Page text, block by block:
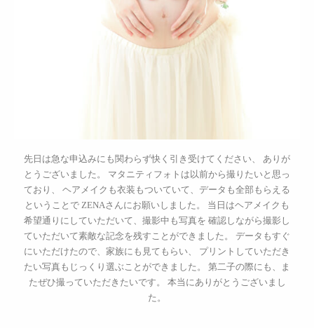
先日は急な申込みにも関わらず快く引き受けてください、 ありが
とうございました。 マタニティフォトは以前から撮りたいと思っ
ており、 ヘアメイクも衣装もついていて、データも全部もらえる
ということで ZENAさんにお願いしました。 当日はヘアメイクも
希望通りにしていただいて、撮影中も写真を 確認しながら撮影し
ていただいて素敵な記念を残すことができました。 データもすぐ
にいただけたので、家族にも見てもらい、 プリントしていただき
たい写真もじっくり選ぶことができました。 第二子の際にも、ま
たぜひ撮っていただきたいです。 本当にありがとうございまし
た。